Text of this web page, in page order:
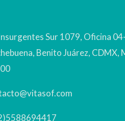
Sur 1079, Oficina
Benito Juárez, CDMX,